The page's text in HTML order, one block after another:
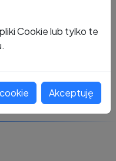
Cookie lub tylko te
Akceptuję